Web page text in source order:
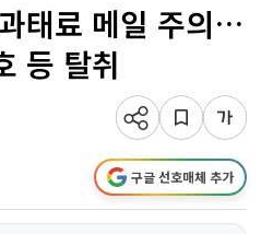
태료 메일 주의…
등 탈취
구글 선호매체 추가